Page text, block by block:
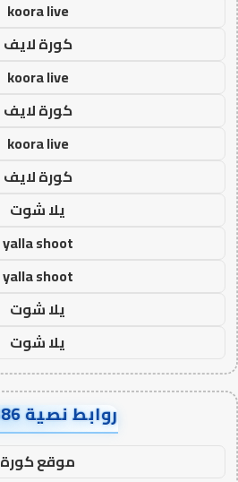
koora live
كورة لايف
koora live
كورة لايف
koora live
كورة لايف
يلا شوت
yalla shoot
yalla shoot
يلا شوت
يلا شوت
روابط نصية AA5386
موقع كورة